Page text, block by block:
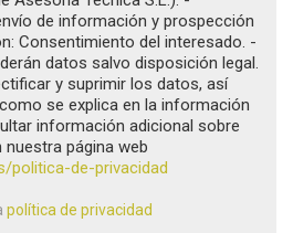
de información y prospección
Consentimiento del interesado. -
datos salvo disposición legal.
y suprimir los datos, así
se explica en la información
información adicional sobre
página web
politica-de-privacidad
política de privacidad